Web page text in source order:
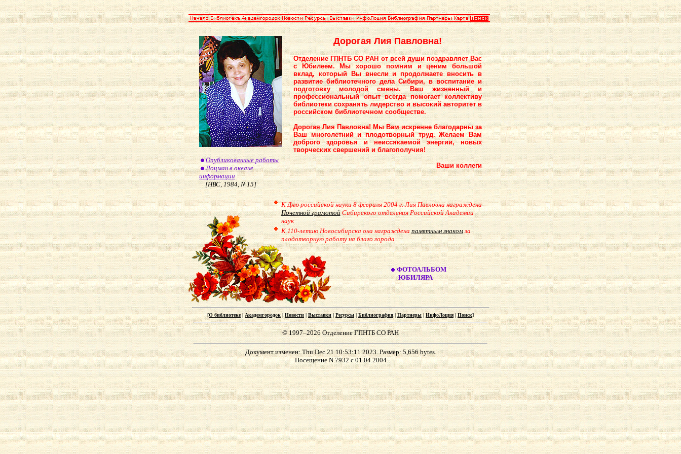
Опубликованные работы
Лоцман в океане
информации
[НВС, 1984, N 15]
Дорогая Лия Павловна!
Отделение ГПНТБ СО РАН от всей души поздравляет Вас
с Юбилеем. Мы хорошо помним и ценим большой
вклад, который Вы внесли и продолжаете вносить в
развитие библиотечного дела Сибири, в воспитание и
подготовку молодой смены. Ваш жизненный и
профессиональный опыт всегда помогает коллективу
библиотеки сохранять лидерство и высокий авторитет в
российском библиотечном сообществе.
Дорогая Лия Павловна! Мы Вам искренне благодарны за
Ваш многолетний и плодотворный труд. Желаем Вам
доброго здоровья и неиссякаемой энергии, новых
творческих свершений и благополучия!
Ваши коллеги
К Дню российской науки 8 февраля 2004 г. Лия Павловна награждена
Почетной грамотойСибирского отделения Российской Академии
наук
К 110-летию Новосибирска она награжденапамятным знакомза
плодотворную работу на благо города
ФОТОАЛЬБОМ
ЮБИЛЯРА
[О библиотеке|Академгородок|Новости|Выставки|Ресурсы|Библиография|Партнеры|ИнфоЛоция|Поиск]
© 1997–2026 Отделение ГПНТБ СО РАН
Документ изменен: Thu Dec 21 10:53:11 2023. Размер: 5,656 bytes.
Посещение N 7932 с 01.04.2004